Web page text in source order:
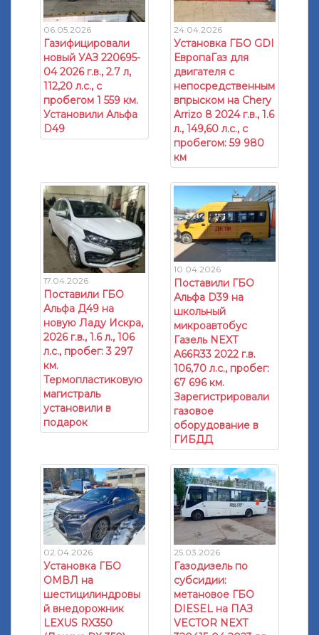
06.05.2026
Газифицировали
новый УАЗ 220695-
04 2026 г.в., 2.7 л,
112,20 л.с., с
пробегом 1 559 км.
Установили Альфа
D49
24.04.2026
Установка ГБО GDI
ЕвропаГаз для
двигателя с
непосредственным
впрыском на Chery
Arrizo 8 2024 г.в., 1.6
л., 149,60 л.с., с
пробегом: 59 980
км
17.04.2026
Поставили ГБО
Альфа Д49 на
новую Ладу Искра,
2026 г.в., 1.6 л., 106
л.с., пробег: 3 297
км.
Термопластиковую
магистраль
установили в
подарок
10.04.2026
Поставили ГБО
Альфа D39 на
школьный
микроавтобус
Газель NEXT
A66R33 2022 г.в.
106,70 л.с., пробег:
67 696 км.
Зарегистрировали
газовое
оборудование в
ГИБДД
02.04.2026
Установка ГБО
ОМВЛ на
шестицилиндровы
й внедорожник
LEXUS RX350
25.03.2026
Газодизель по
субсидии:
метановое ГБО
DIESEL на ПАЗ
VECTOR NEXT